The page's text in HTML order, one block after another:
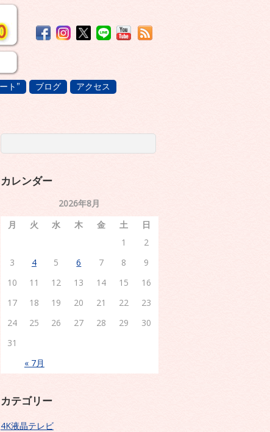
ト” ブログ アクセス
カレンダー
2026年8月
月
火 水 木 金 土 日
« 7月
1
2
3
4 5 6 7 8
9
10
11 12 13 14 15
16
17
18 19 20 21 22
23
24
25 26 27 28 29
30
31
カテゴリー
4K液晶テレビ